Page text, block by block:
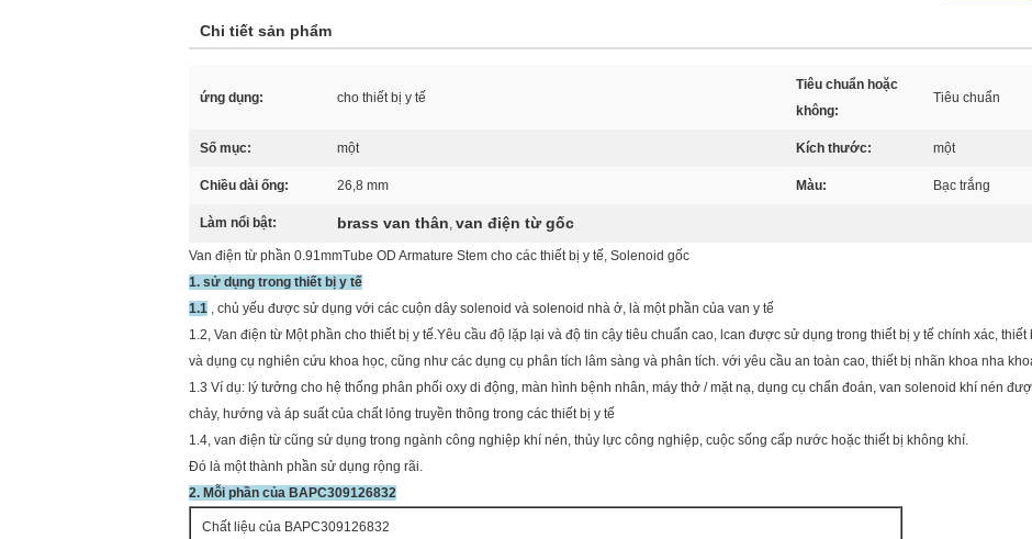
Chi tiết sản phẩm
ứng dụng: cho thiết bị y tế
Tiêu chuẩn hoặc
không:
Tiêu chuẩn
Số mục: một Kích thước: một
Chiều dài ống: 26,8 mm Màu: Bạc trắng
Làm nổi bật: brass van thân, van điện từ gốc
Van điện từ phần 0.91mmTube OD Armature Stem cho các thiết bị y tế, Solenoid gốc
1. sử dụng trong thiết bị y tế
1.1 , chủ yếu được sử dụng với các cuộn dây solenoid và solenoid nhà ở, là một phần của van y tế
1.2, Van điện từ Một phần cho thiết bị y tế.Yêu cầu độ lặp lại và độ tin cậy tiêu chuẩn cao, lcan được sử dụng trong thiết bị y tế chính xác,
và dụng cụ nghiên cứu khoa học, cũng như các dụng cụ phân tích lâm sàng và phân tích. với yêu cầu an toàn cao, thiết bị nhãn khoa nha
1.3 Ví dụ: lý tưởng cho hệ thống phân phối oxy di động, màn hình bệnh nhân, máy thở / mặt nạ, dụng cụ chẩn đoán, van solenoid khí nén
chảy, hướng và áp suất của chất lỏng truyền thông trong các thiết bị y tế
1.4, van điện từ cũng sử dụng trong ngành công nghiệp khí nén, thủy lực công nghiệp, cuộc sống cấp nước hoặc thiết bị không khí.
Đó là một thành phần sử dụng rộng rãi.
2. Mỗi phần của BAPC309126832
Chất liệu của BAPC309126832